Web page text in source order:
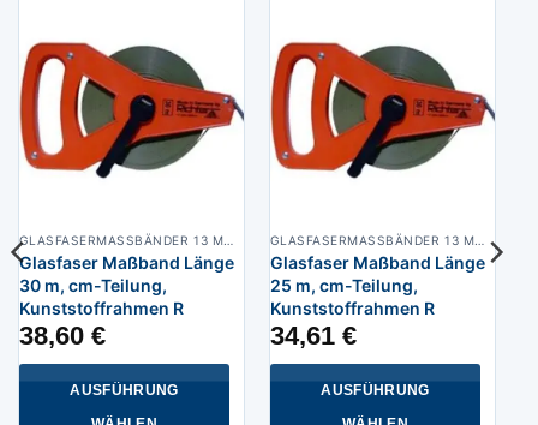
Glasfaser Maßband Länge
30 m, cm-Teilung,
Kunststoffrahmen R
38,60 €
AUSFÜHRUNG
Glasfaser Maßband Länge
25 m, cm-Teilung,
Kunststoffrahmen R
34,61 €
AUSFÜHRUNG